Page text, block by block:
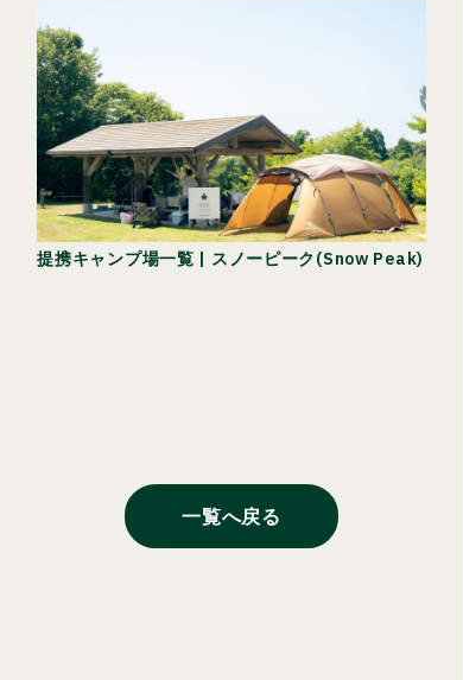
提携キャンプ場一覧 | スノーピーク(Snow Peak)
一覧へ戻る